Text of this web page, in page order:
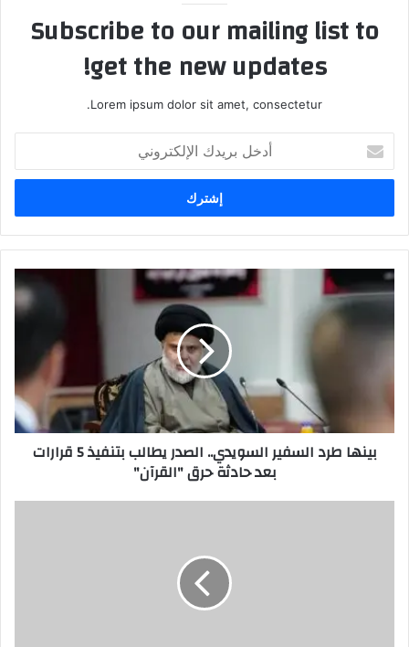
Subscribe to our mailing list to
get the new updates!
Lorem ipsum dolor sit amet, consectetur.
بريدك
الإلكتروني
بينها
طرد
السويدي..
قرارات
بينها طرد السفير السويدي.. الصدر يطالب بتنفيذ 5 قرارات
بعد حادثة حرق "القرآن"